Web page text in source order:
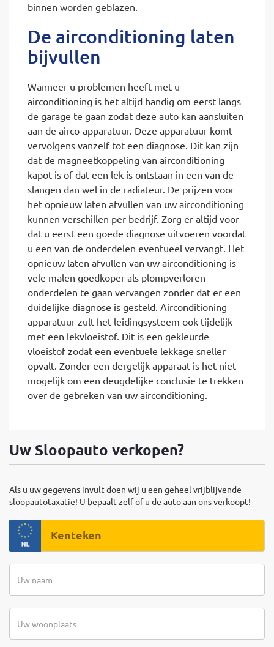
binnen worden geblazen.
De airconditioning laten
bijvullen
Wanneer u problemen heeft met u
airconditioning is het altijd handig om eerst langs
de garage te gaan zodat deze auto kan aansluiten
aan de airco-apparatuur. Deze apparatuur komt
vervolgens vanzelf tot een diagnose. Dit kan zijn
dat de magneetkoppeling van airconditioning
kapot is of dat een lek is ontstaan in een van de
slangen dan wel in de radiateur. De prijzen voor
het opnieuw laten afvullen van uw airconditioning
kunnen verschillen per bedrijf. Zorg er altijd voor
dat u eerst een goede diagnose uitvoeren voordat
u een van de onderdelen eventueel vervangt. Het
opnieuw laten afvullen van uw airconditioning is
vele malen goedkoper als plompverloren
onderdelen te gaan vervangen zonder dat er een
duidelijke diagnose is gesteld. Airconditioning
apparatuur zult het leidingsysteem ook tijdelijk
met een lekvloeistof. Dit is een gekleurde
vloeistof zodat een eventuele lekkage sneller
opvalt. Zonder een dergelijk apparaat is het niet
mogelijk om een deugdelijke conclusie te trekken
over de gebreken van uw airconditioning.
Uw Sloopauto verkopen?
Als u uw gegevens invult doen wij u een geheel vrijblijvende
sloopautotaxatie! U bepaalt zelf of u de auto aan ons verkoopt!